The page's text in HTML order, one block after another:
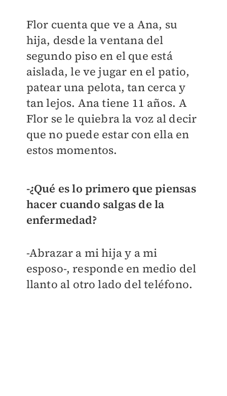
Flor cuenta que ve a Ana, su
hija, desde la ventana del
segundo piso en el que está
aislada, le ve jugar en el patio,
patear una pelota, tan cerca y
tan lejos. Ana tiene 11 años. A
Flor se le quiebra la voz al decir
que no puede estar con ella en
estos momentos.
-¿Qué es lo primero que piensas
hacer cuando salgas de la
enfermedad?
-Abrazar a mi hija y a mi
esposo-, responde en medio del
llanto al otro lado del teléfono.